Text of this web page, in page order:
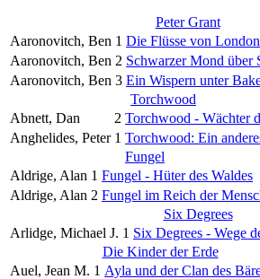
Peter Grant
Aaronovitch, Ben 1 Die Flüsse von London
Aaronovitch, Ben 2 Schwarzer Mond über
Aaronovitch, Ben 3 Ein Wispern unter
Torchwood
Abnett, Dan
2 Torchwood - Wächter
Anghelides, Peter 1 Torchwood: Ein
Fungel
Aldrige, Alan 1 Fungel - Hüter des Waldes
Aldrige, Alan 2 Fungel im Reich der
Six Degrees
Arlidge, Michael J. 1 Six Degrees - Wege
Die Kinder der Erde
Auel, Jean M. 1 Ayla und der Clan des